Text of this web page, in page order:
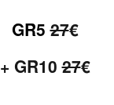
GR527€
+ GR1027€